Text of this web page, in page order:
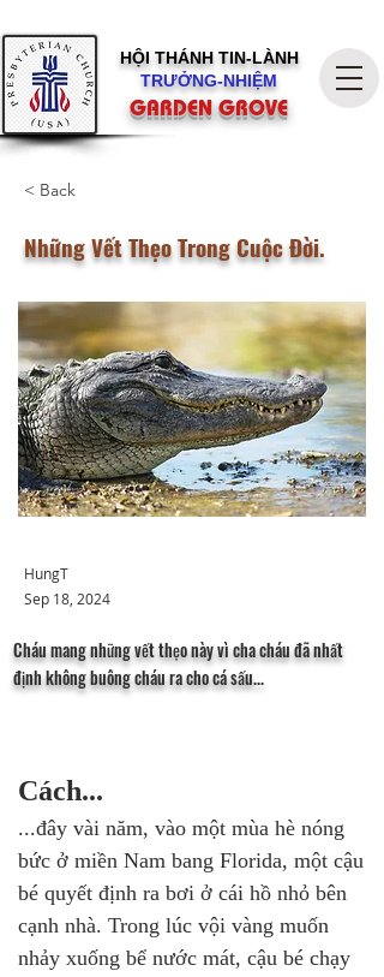
HỘI THÁNH TIN-LÀNH
TRƯỞNG-NHIỆM
GARDEN GROVE
< Back
Những Vết Thẹo Trong Cuộc Đời.
HungT
Sep 18, 2024
Cháu mang những vết thẹo này vì cha cháu đã nhất
định không buông cháu ra cho cá sấu...
Cách...
...đây vài năm, vào một mùa hè nóng
bức ở miền Nam bang Florida, một cậu
bé quyết định ra bơi ở cái hồ nhỏ bên
cạnh nhà. Trong lúc vội vàng muốn
nhảy xuống bể nước mát, cậu bé chạy